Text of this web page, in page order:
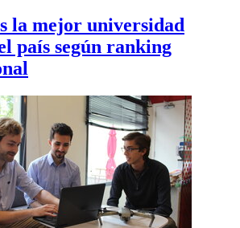
la mejor universidad
país según ranking